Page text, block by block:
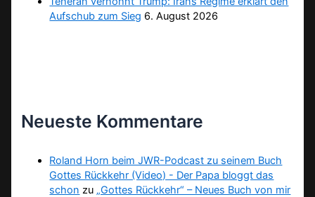
Aufschub zum Sieg 6. August 2026
Neueste Kommentare
Roland Horn beim JWR-Podcast zu seinem Buch
Gottes Rückkehr (Video) - Der Papa bloggt das
schon zu „Gottes Rückkehr“ – Neues Buch von mir